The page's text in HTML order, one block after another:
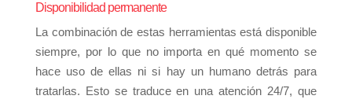
Disponibilidad permanente
La combinación de estas herramientas está disponible
siempre, por lo que no importa en qué momento se
hace uso de ellas ni si hay un humano detrás para
tratarlas. Esto se traduce en una atención 24/7, que